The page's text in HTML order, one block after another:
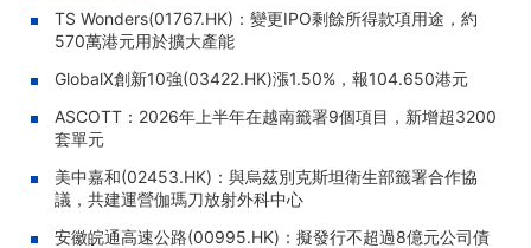
TS Wonders(01767.HK)：變更IPO剩餘所得款項用途，約
570萬港元用於擴大產能
GlobalX創新10強(03422.HK)漲1.50%，報104.650港元
ASCOTT：2026年上半年在越南籤署9個項目，新增超3200
套單元
美中嘉和(02453.HK)：與烏茲別克斯坦衛生部籤署合作協
議，共建運營伽瑪刀放射外科中心
安徽皖通高速公路(00995.HK)：擬發行不超過8億元公司債